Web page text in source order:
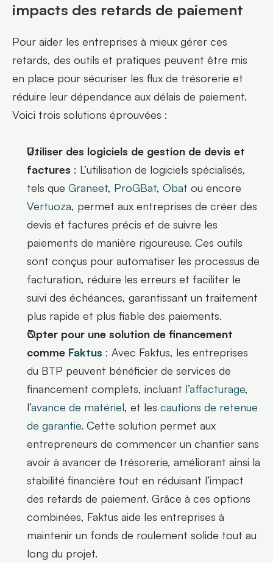
impacts des retards de paiement
Pour aider les entreprises à mieux gérer ces
retards, des outils et pratiques peuvent être mis
en place pour sécuriser les flux de trésorerie et
réduire leur dépendance aux délais de paiement.
Voici trois solutions éprouvées :
Utiliser des logiciels de gestion de devis et
factures : L’utilisation de logiciels spécialisés,
tels que Graneet, ProGBat, Obat
Vertuoza, permet aux entreprises de créer des
devis et factures précis et de suivre les
paiements de manière rigoureuse. Ces outils
sont conçus pour automatiser les processus de
facturation, réduire les erreurs et faciliter le
suivi des échéances, garantissant un traitement
plus rapide et plus fiable des paiements.
Opter pour une solution de financement
comme Faktus : Avec Faktus, les entreprises
du BTP peuvent bénéficier de services de
financement complets, incluant l’affacturage,
l’avance de matériel, et les cautions de retenue
de garantie. Cette solution permet aux
entrepreneurs de commencer un chantier sans
avoir à avancer de trésorerie, améliorant ainsi la
stabilité financière tout en réduisant l’impact
des retards de paiement. Grâce à ces options
combinées, Faktus aide les entreprises à
maintenir un fonds de roulement solide tout au
long du projet.